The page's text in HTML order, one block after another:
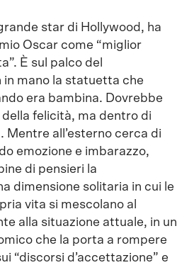
star di Hollywood, ha
Oscar come “miglior
È sul palco del
in mano la statuetta che
era bambina. Dovrebbe
felicità, ma dentro di
Mentre all’esterno cerca di
emozione e imbarazzo,
di pensieri la
dimensione solitaria in cui le
vita si mescolano al
alla situazione attuale, in un
che la porta a rompere
“discorsi d’accettazione” e